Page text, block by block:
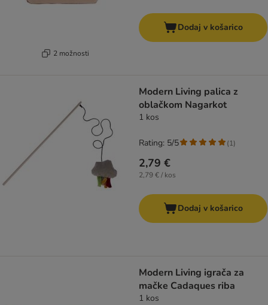
2 možnosti
Dodaj v košarico
Modern Living palica z
oblačkom Nagarkot
1 kos
2,79 €
2,79 € / kos
Rating: 5/5 (1)
Dodaj v košarico
Modern Living igrača za
mačke Cadaques riba
1 kos